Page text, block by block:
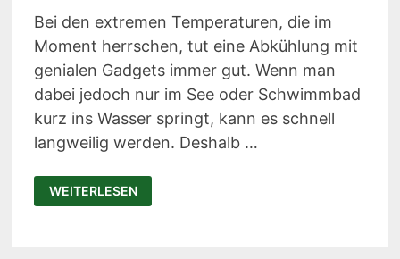
Bei den extremen Temperaturen, die im
Moment herrschen, tut eine Abkühlung mit
genialen Gadgets immer gut. Wenn man
dabei jedoch nur im See oder Schwimmbad
kurz ins Wasser springt, kann es schnell
langweilig werden. Deshalb …
SPYRA
ONE:
WASSERSPRITZPISTOLE
WEITERLESEN